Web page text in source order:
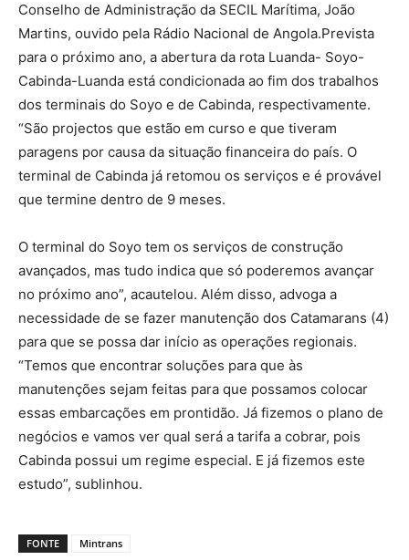
Conselho de Administração da SECIL Marítima, João
Martins, ouvido pela Rádio Nacional de Angola.Prevista
para o próximo ano, a abertura da rota Luanda- Soyo-
Cabinda-Luanda está condicionada ao fim dos trabalhos
dos terminais do Soyo e de Cabinda, respectivamente.
“São projectos que estão em curso e que tiveram
paragens por causa da situação financeira do país. O
terminal de Cabinda já retomou os serviços e é provável
que termine dentro de 9 meses.
O terminal do Soyo tem os serviços de construção
avançados, mas tudo indica que só poderemos avançar
no próximo ano”, acautelou. Além disso, advoga a
necessidade de se fazer manutenção dos Catamarans (4)
para que se possa dar início as operações regionais.
“Temos que encontrar soluções para que às
manutenções sejam feitas para que possamos colocar
essas embarcações em prontidão. Já fizemos o plano de
negócios e vamos ver qual será a tarifa a cobrar, pois
Cabinda possui um regime especial. E já fizemos este
estudo”, sublinhou.
FONTE Mintrans